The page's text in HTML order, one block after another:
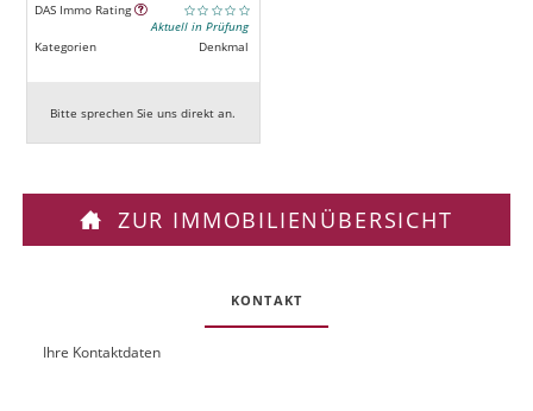
DAS Immo Rating
Aktuell in Prüfung
Kategorien
Denkmal
Bitte sprechen Sie uns direkt an.
ZUR IMMOBILIENÜBERSICHT
KONTAKT
OUIhre Kontaktdaten